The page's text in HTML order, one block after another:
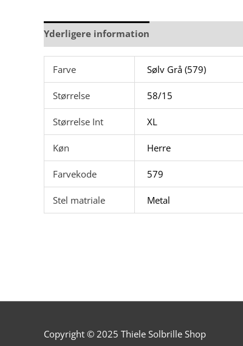
Yderligere information
Farve Sølv Grå (579)
Størrelse 58/15
Størrelse Int XL
Køn Herre
Farvekode 579
Stel matriale Metal
Copyright © 2025 Thiele Solbrille Shop